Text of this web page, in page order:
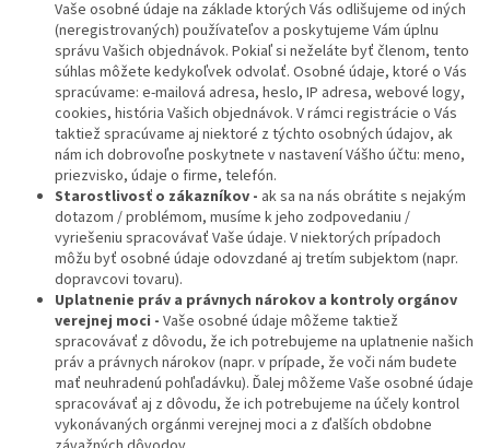
Vaše osobné údaje na základe ktorých Vás odlišujeme od iných
(neregistrovaných) používateľov a poskytujeme Vám úplnu
správu Vašich objednávok. Pokiaľ si neželáte byť členom, tento
súhlas môžete kedykoľvek odvolať. Osobné údaje, ktoré o Vás
spracúvame: e-mailová adresa, heslo, IP adresa, webové logy,
cookies, história Vašich objednávok. V rámci registrácie o Vás
taktiež spracúvame aj niektoré z týchto osobných údajov, ak
nám ich dobrovoľne poskytnete v nastavení Vášho účtu: meno,
priezvisko, údaje o firme, telefón.
Starostlivosť o zákazníkov - ak sa na nás obrátite s nejakým
dotazom / problémom, musíme k jeho zodpovedaniu /
vyriešeniu spracovávať Vaše údaje. V niektorých prípadoch
môžu byť osobné údaje odovzdané aj tretím subjektom (napr.
dopravcovi tovaru).
Uplatnenie práv a právnych nárokov a kontroly orgánov
verejnej moci - Vaše osobné údaje môžeme taktiež
spracovávať z dôvodu, že ich potrebujeme na uplatnenie našich
práv a právnych nárokov (napr. v prípade, že voči nám budete
mať neuhradenú pohľadávku). Ďalej môžeme Vaše osobné údaje
spracovávať aj z dôvodu, že ich potrebujeme na účely kontrol
vykonávaných orgánmi verejnej moci a z ďalších obdobne